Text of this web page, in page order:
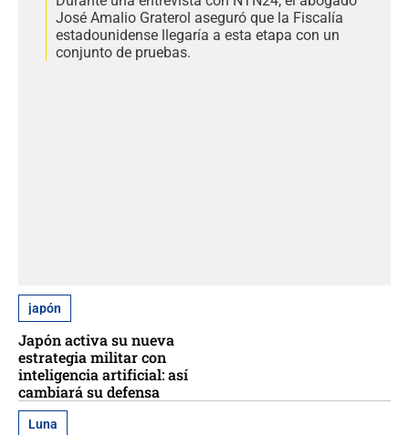
José Amalio Graterol aseguró que la Fiscalía
estadounidense llegaría a esta etapa con un
conjunto de pruebas.
japón
Japón activa su nueva
estrategia militar con
inteligencia artificial: así
cambiará su defensa
Luna